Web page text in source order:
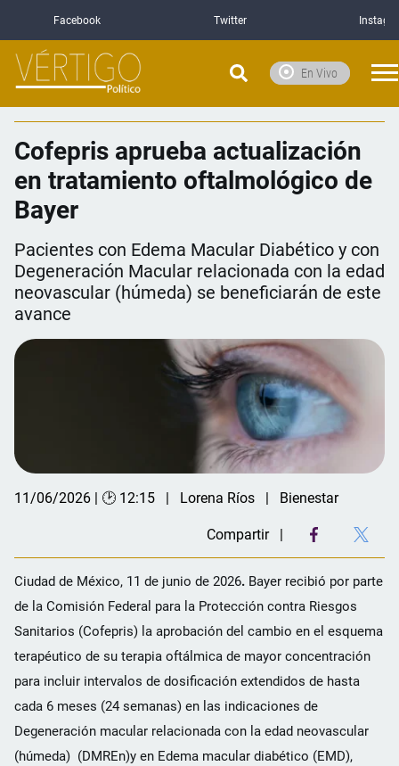
Facebook Twitter
En Vivo
Cofepris aprueba actualización
en tratamiento oftalmológico de
Bayer
Pacientes con Edema Macular Diabético y con
Degeneración Macular relacionada con la edad
neovascular (húmeda) se beneficiarán de este
avance
11/06/2026 | 🕑 12:15 Lorena Ríos Bienestar
Compartir
Ciudad de México, 11 de junio de 2026. Bayer recibió por parte
de la Comisión Federal para la Protección contra Riesgos
Sanitarios (Cofepris) la aprobación del cambio en el esquema
terapéutico de su terapia oftálmica de mayor concentración
para incluir intervalos de dosificación extendidos de hasta
cada 6 meses (24 semanas) en las indicaciones de
Degeneración macular relacionada con la edad neovascular
(húmeda) (DMREn)y en Edema macular diabético (EMD),